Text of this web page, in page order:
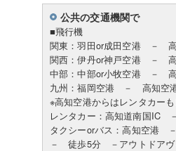
公共の交通機関で
■飛行機
関東：羽田or成田空港 －
関西：伊丹or神戸空港 －
中部：中部or小牧空港 －
九州：福岡空港 － 高知空
※高知空港からはレンタカー
レンタカー：高知道南国IC
タクシーorバス：高知空
－ 徒歩5分 －アウトドアヴ